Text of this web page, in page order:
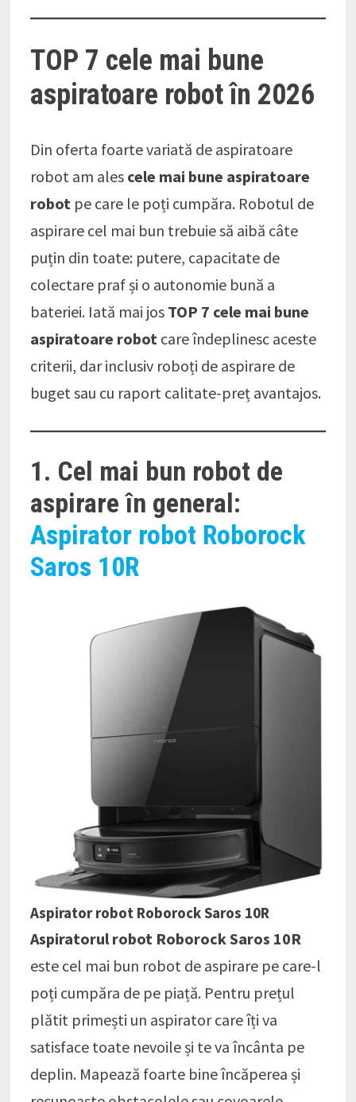
TOP 7 cele mai bune
aspiratoare robot în 2026
Din oferta foarte variată de aspiratoare
robot am ales cele mai bune aspiratoare
robot pe care le poți cumpăra. Robotul de
aspirare cel mai bun trebuie să aibă câte
puțin din toate: putere, capacitate de
colectare praf și o autonomie bună a
bateriei. Iată mai jos TOP 7 cele mai bune
aspiratoare robot care îndeplinesc aceste
criterii, dar inclusiv roboți de aspirare de
buget sau cu raport calitate-preț avantajos.
1. Cel mai bun robot de
aspirare în general:
Aspirator robot Roborock
Saros 10R
Aspirator robot Roborock Saros 10R
Aspiratorul robot Roborock Saros 10R
este cel mai bun robot de aspirare pe care-l
poți cumpăra de pe piață. Pentru prețul
plătit primești un aspirator care îți va
satisface toate nevoile și te va încânta pe
deplin. Mapează foarte bine încăperea și